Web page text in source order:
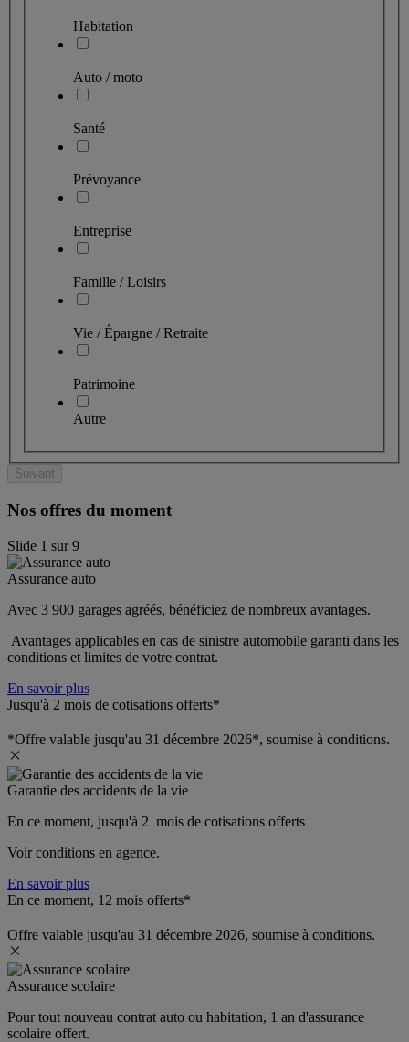
Habitation
Auto / moto
Santé
Prévoyance
Entreprise
Famille / Loisirs
Vie / Épargne / Retraite
Patrimoine
Autre
Suivant
Nos offres du moment
Slide 1 sur9
Assurance auto
Avec 3 900 garages agréés, bénéficiez de nombreux avantages.
Avantages applicables en cas de sinistre automobile garanti dans les
conditions et limites de votre contrat.
En savoir plus
Jusqu'à 2 mois de cotisations offerts*
*Offre valable jusqu'au 31 décembre 2026*, soumise à conditions.
Garantie des accidents de la vie
En ce moment, jusqu'à 2  mois de cotisations offerts
Voir conditions en agence.
En savoir plus
En ce moment, 12 mois offerts*
Offre valable jusqu'au 31 décembre 2026, soumise à conditions.
Assurance scolaire
Pour tout nouveau contrat auto ou habitation, 1 an d'assurance
scolaire offert.